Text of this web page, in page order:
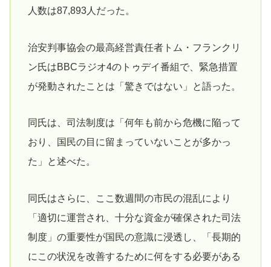
人数は87,893人だった。
治安判事協会の最高経営責任者トム・フランクリ
ン氏はBBCラジオ4のトゥデイ番組で、緊急措置
が発動されたことは「驚きではない」と語った。
同氏は、司法制度は「何年も前から危機に陥って
おり、国民の目に留まっていないことが多かっ
た」と述べた。
同氏はさらに、ここ数週間の市民の混乱により
「適切に運営され、十分な資金が確保された司法
制度」の重要性が国民の意識に浸透し、「長期的
にこの状況を改善するために何をする必要がある